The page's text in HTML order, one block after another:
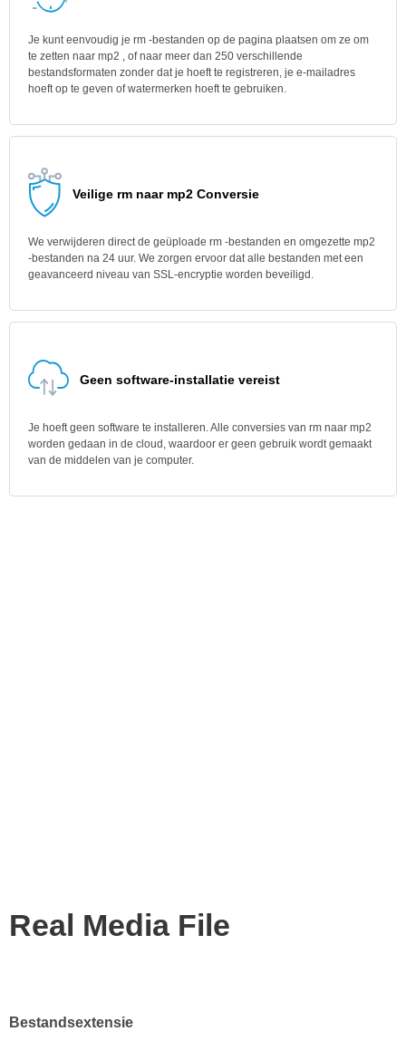
Je kunt eenvoudig je rm -bestanden op de pagina plaatsen om ze om
te zetten naar mp2 , of naar meer dan 250 verschillende
bestandsformaten zonder dat je hoeft te registreren, je e-mailadres
hoeft op te geven of watermerken hoeft te gebruiken.
Veilige rm naar mp2 Conversie
We verwijderen direct de geüploade rm -bestanden en omgezette mp2
-bestanden na 24 uur. We zorgen ervoor dat alle bestanden met een
geavanceerd niveau van SSL-encryptie worden beveiligd.
Geen software-installatie vereist
Je hoeft geen software te installeren. Alle conversies van rm naar mp2
worden gedaan in de cloud, waardoor er geen gebruik wordt gemaakt
van de middelen van je computer.
Real Media File
Bestandsextensie